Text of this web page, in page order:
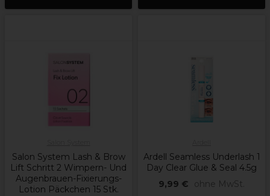
Salon System Lash & Brow
Lift Schritt 2 Wimpern- Und
Augenbrauen-Fixierungs-
Lotion Päckchen 15 Stk.
Ardell Seamless Underlash 1
Day Clear Glue & Seal 4.5g
9,99 €
ohne MwSt.